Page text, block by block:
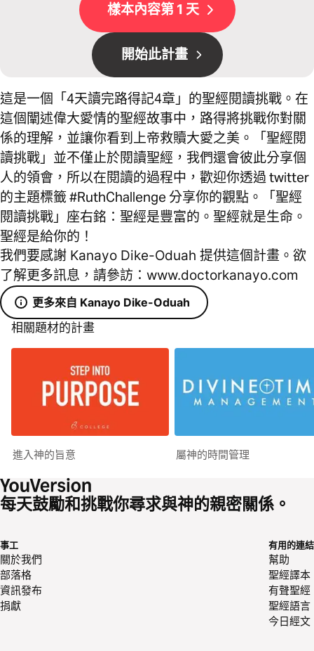
樣本內容第 1 天
開始此計畫
這是一個「4天讀完路得記4章」的聖經閱讀挑戰。在
這個闡述偉大愛情的聖經故事中，路得將挑戰你對關
係的理解，並讓你看到上帝救贖大愛之美。「聖經閱
讀挑戰」並不僅止於閱讀聖經，我們還會彼此分享個
人的領會，所以在閱讀的過程中，歡迎你透過 twitter
的主題標籤 #RuthChallenge 分享你的觀點。「聖經
閱讀挑戰」座右銘：聖經是豐富的。聖經就是生命。
聖經是給你的！
我們要感謝 Kanayo Dike-Oduah 提供這個計畫。欲
了解更多訊息，請參訪：www.doctorkanayo.com
更多來自 Kanayo Dike-Oduah
相關題材的計畫
進入神的旨意 屬神的時間管理
每天鼓勵和挑戰你尋求與神的親密關係。
事工
關於我們
部落格
資訊發布
捐獻
有用的連結
幫助
聖經譯本
有聲聖經
聖經語言
今日經文